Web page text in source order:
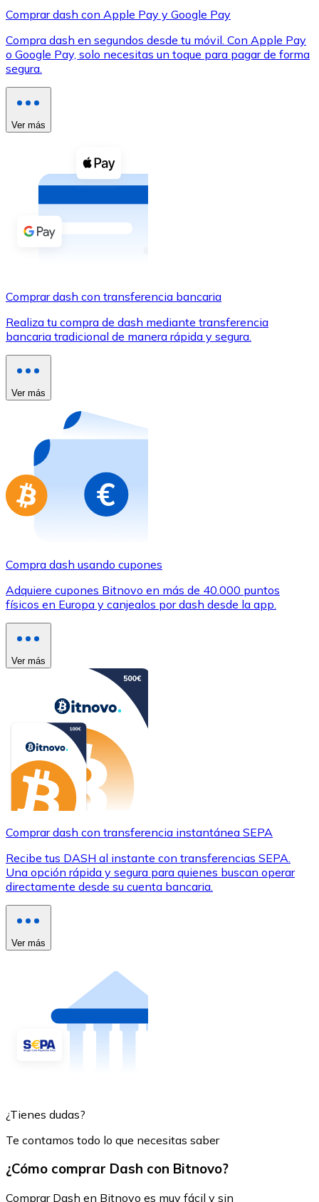
XRP
XRP
Efectivo
Comprar con efectivo
Transferencia SEPA
Añade fondos a tu cuenta Bitnovo o realiza compras
Utiliza tarjetas Visa y Mastercard para comprar
Comprar con tarjeta
Tienda - Tarjetas regalo
Compra tarjetas regalo de tus marcas favoritas con
Ir a la tienda de tarjetas regalo
Comprar dash con Apple Pay y Google Pay
Compra dash en segundos desde tu móvil. Con Apple Pay
o Google Pay, solo necesitas un toque para pagar de forma
segura.
Ver más
Comprar dash con transferencia bancaria
Realiza tu compra de dash mediante transferencia
bancaria tradicional de manera rápida y segura.
Ver más
Compra dash usando cupones
Adquiere cupones Bitnovo en más de 40.000 puntos
físicos en Europa y canjealos por dash desde la app.
Ver más
Comprar dash con transferencia instantánea SEPA
Recibe tus DASH al instante con transferencias SEPA.
Una opción rápida y segura para quienes buscan operar
directamente desde su cuenta bancaria.
Ver más
¿Tienes dudas?
Te contamos todo lo que necesitas saber
¿Cómo comprar Dash con Bitnovo?
Comprar Dash en Bitnovo es muy fácil y sin